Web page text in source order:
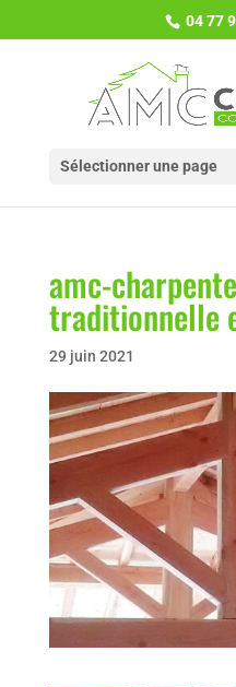
04 77
Sélectionner une page
amc-
traditionnelle
29 juin 2021